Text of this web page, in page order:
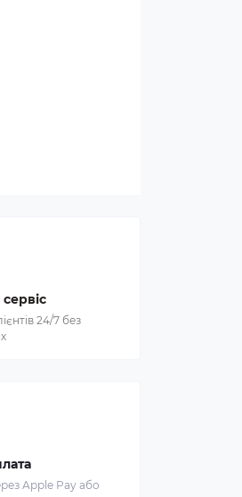
24/7 без
Apple Pay або